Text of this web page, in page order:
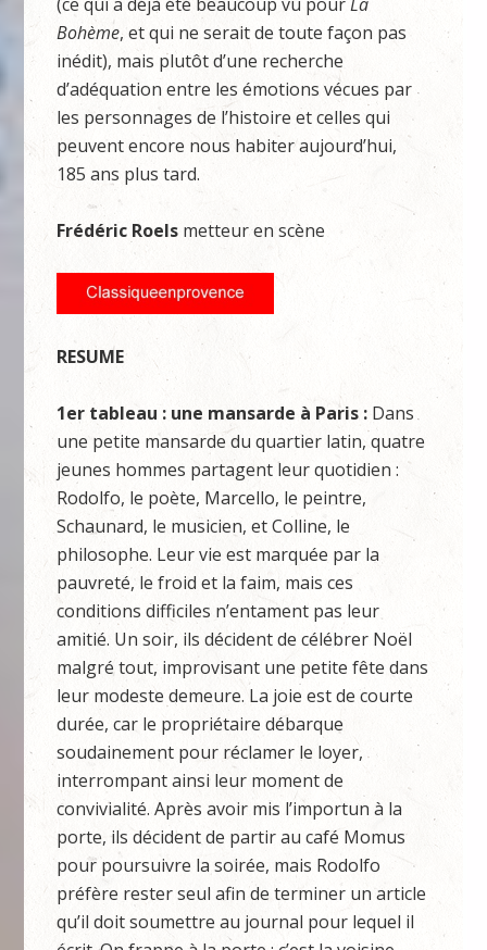
Bohème, et qui ne serait de toute façon pas
inédit), mais plutôt d’une recherche
d’adéquation entre les émotions vécues par
les personnages de l’histoire et celles qui
peuvent encore nous habiter aujourd’hui,
185 ans plus tard.
Frédéric Roels metteur en scène
RESUME
1er tableau : une mansarde à Paris : Dans
une petite mansarde du quartier latin, quatre
jeunes hommes partagent leur quotidien :
Rodolfo, le poète, Marcello, le peintre,
Schaunard, le musicien, et Colline, le
philosophe. Leur vie est marquée par la
pauvreté, le froid et la faim, mais ces
conditions difficiles n’entament pas leur
amitié. Un soir, ils décident de célébrer Noël
malgré tout, improvisant une petite fête dans
leur modeste demeure. La joie est de courte
durée, car le propriétaire débarque
soudainement pour réclamer le loyer,
interrompant ainsi leur moment de
convivialité. Après avoir mis l’importun à la
porte, ils décident de partir au café Momus
pour poursuivre la soirée, mais Rodolfo
préfère rester seul afin de terminer un article
qu’il doit soumettre au journal pour lequel il